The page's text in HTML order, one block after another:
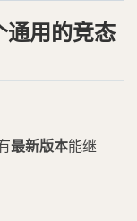
用的竞态
最新版本能继